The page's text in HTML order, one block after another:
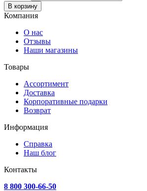
В корзину
Компания
О нас
Отзывы
Наши магазины
Товары
Ассортимент
Доставка
Корпоративные подарки
Возврат
Информация
Справка
Наш блог
Контакты
8 800 300-66-50